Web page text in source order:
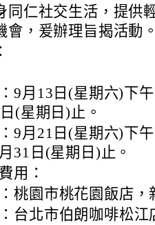
同仁社交生活，提供
會，爰辦理旨揭活動
：9月13日(星期六)
(星期日)止。
：9月21日(星期六)
日(星期日)止。
用：
桃園市桃花園飯店，
台北市伯朗咖啡松